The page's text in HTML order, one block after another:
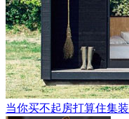
当你买不起房打算住集